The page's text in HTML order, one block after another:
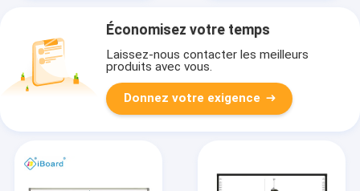
Économisez votre temps
Laissez-nous contacter les meilleurs
produits avec vous.
Donnez votre exigence